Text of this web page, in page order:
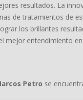
resultados. La
de tratamientos de
los brillantes
mejor entendimiento
Petro se